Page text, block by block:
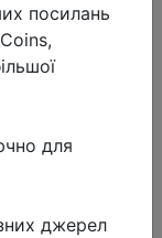
посилань
для
джерел